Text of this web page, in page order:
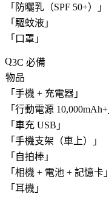
「 防曬乳（SPF 50+） 」
「 驅蚊液 」
「 口罩 」
3C 必備
物品
「 手機 + 充電器 」
「 行動電源 10,000mAh+
「 車充 USB 」
「 手機支架（車上） 」
「 自拍棒 」
「 相機 + 電池 + 記憶卡 」
「 耳機 」